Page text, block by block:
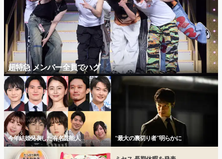
超特急 メンバー全員でハグ
今年結婚発表した有名芸能人 “最大の裏切り者”明らかに